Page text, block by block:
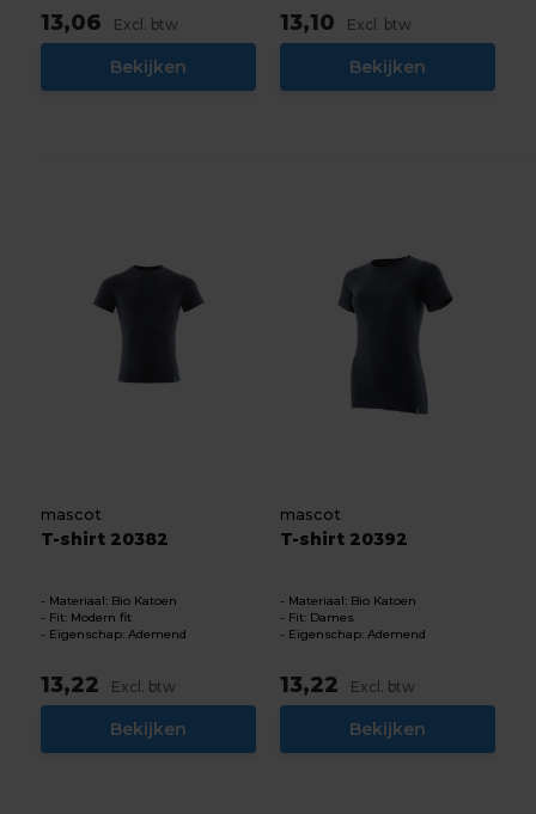
13,06 Excl. btw
Bekijken
13,10 Excl. btw
Bekijken
mascot
T-shirt 20382
Materiaal: Bio Katoen
Fit: Modern fit
Eigenschap: Ademend
13,22 Excl. btw
Bekijken
mascot
T-shirt 20392
Materiaal: Bio Katoen
Fit: Dames
Eigenschap: Ademend
13,22 Excl. btw
Bekijken